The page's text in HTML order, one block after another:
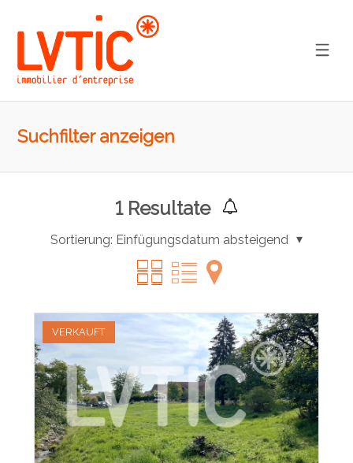
Suchfilter anzeigen
1Resultate
Sortierung: Einfügungsdatum absteigend
VERKAUFT